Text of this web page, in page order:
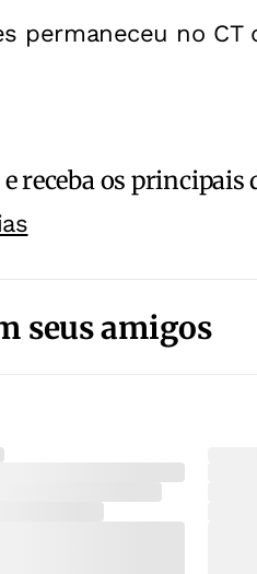
permaneceu no CT
e receba os principais
seus amigos